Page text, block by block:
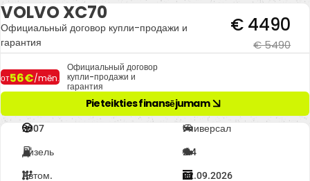
VOLVO XC70
Официальный договор купли-продажи и
гарантия
€ 5490
€ 4490
от56€/mēn.
Официальный договор
купли-продажи и
гарантия
Pieteikties finansējumam
2007 Универсал
Дизель 2.4
Автом. 22.09.2026